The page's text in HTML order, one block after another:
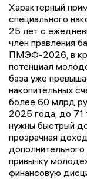
Характерный
специального
25 лет с
член правления
ПМЭФ-2026, в
потенциал
база уже
накопительных
более 60 млрд
2025 года, до
нужны быстрый
прозрачная
привычку
финансовую